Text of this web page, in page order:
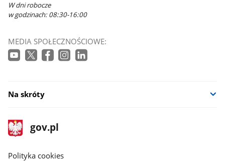
W dni robocze
w godzinach: 08:30-16:00
MEDIA SPOŁECZNOŚCIOWE:
Na skróty
stopka
gov.pl
Strona
gov.pl
gov.pl
Polityka cookies